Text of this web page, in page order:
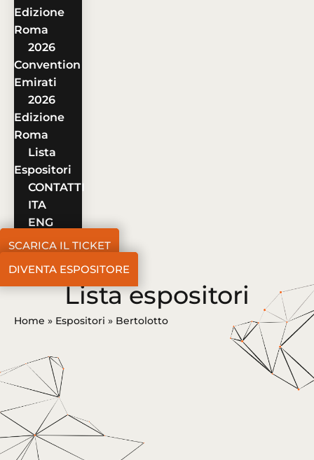
Edizione
Roma
2026
Convention
Emirati
2026
Edizione
Roma
Lista
Espositori
CONTATTI
ITA
ENG
SCARICA IL TICKET
DIVENTA ESPOSITORE
Lista espositori
Home » Espositori » Bertolotto